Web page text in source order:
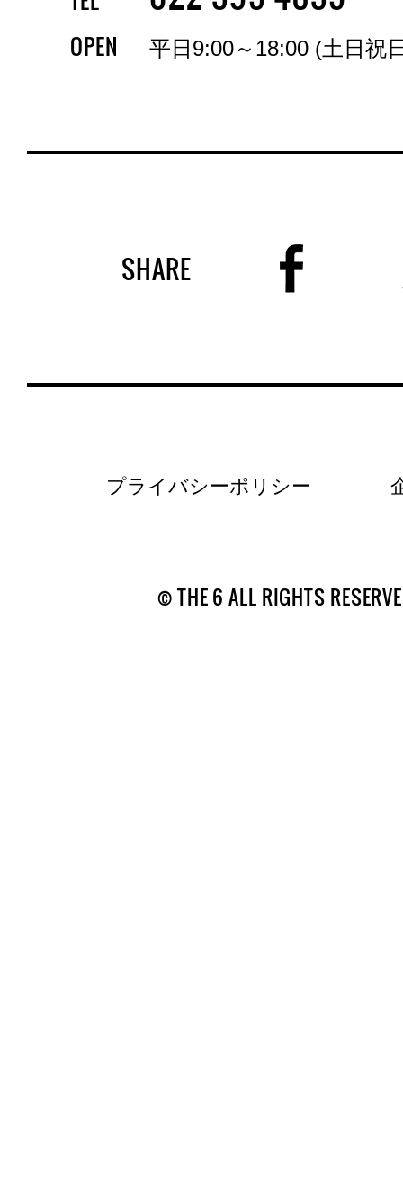
OPEN 平日9:00～18:00 (土日祝
SHARE
プライバシーポリシー
© THE 6 ALL RIGHTS